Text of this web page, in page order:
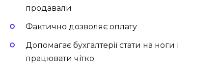
продавали
Фактично дозволяє оплату
Допомагає бухгалтерії стати на ноги і
працювати чітко